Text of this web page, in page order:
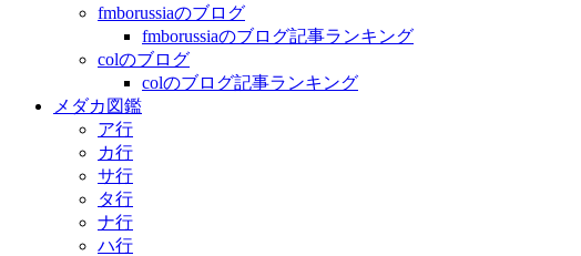
fmborussiaのブログ
fmborussiaのブログ記事ランキング
colのブログ
colのブログ記事ランキング
メダカ図鑑
ア行
カ行
サ行
タ行
ナ行
ハ行